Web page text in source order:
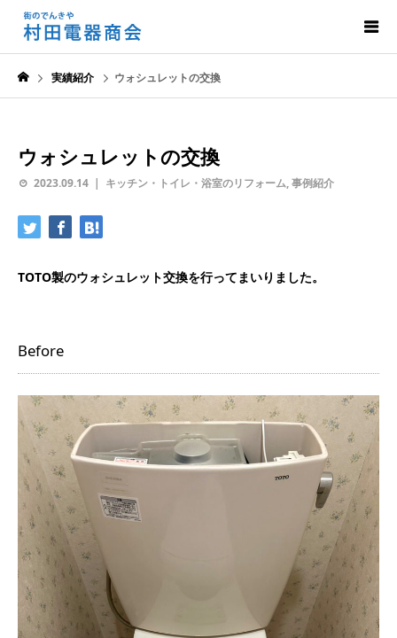
実績紹介 ウォシュレットの交換
ウォシュレットの交換
2023.09.14 キッチン・トイレ・浴室のリフォーム,事例紹介
TOTO製のウォシュレット交換を行ってまいりました。
Before